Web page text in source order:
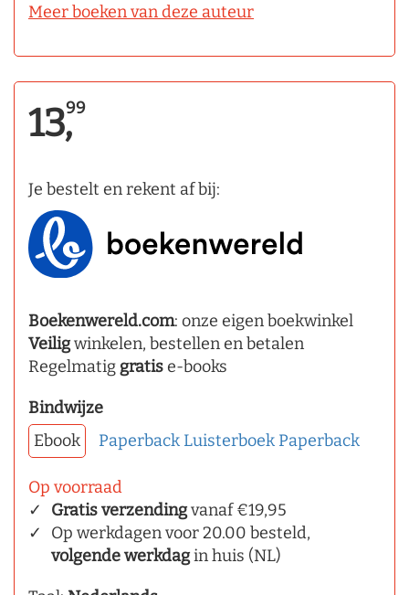
Meer boeken van deze auteur
13,99
Je bestelt en rekent af bij:
Boekenwereld.com: onze eigen boekwinkel
Veiligwinkelen, bestellen en betalen
Regelmatig gratise-books
Bindwijze
Ebook
Paperback Luisterboek Paperback
Op voorraad
Gratis verzendingvanaf €19,95
Op werkdagen voor 20.00 besteld,
volgende werkdagin huis (NL)